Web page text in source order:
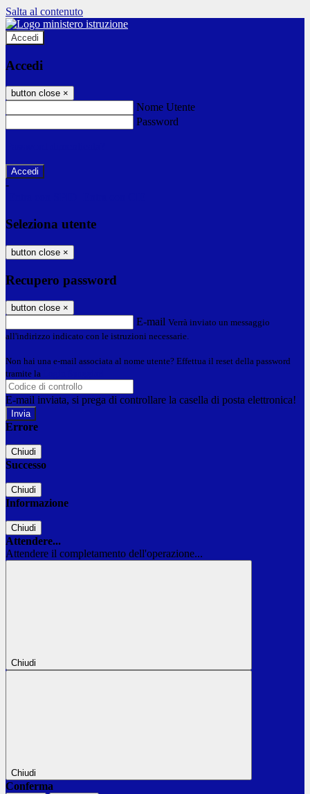
Salta al contenuto
Accedi
Accedi
button close ×
Nome Utente
Password
-
Seleziona utente
button close ×
Recupero password
button close ×
E-mail Verrà inviato un messaggio
all'indirizzo indicato con le istruzioni necessarie.
Non hai una e-mail associata al nome utente? Effettua il reset della password
tramite la
E-mail inviata, si prega di controllare la casella di posta elettronica!
Errore
Chiudi
Successo
Chiudi
Informazione
Chiudi
Attendere...
Attendere il completamento dell'operazione...
Chiudi
Chiudi
Conferma